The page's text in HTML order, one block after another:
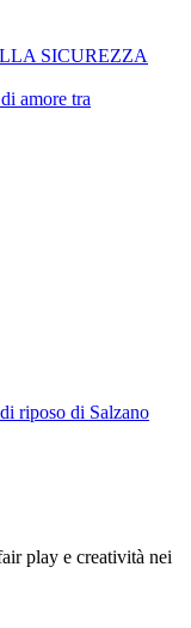
SICUREZZA
amore tra
riposo di Salzano
play e creatività nei